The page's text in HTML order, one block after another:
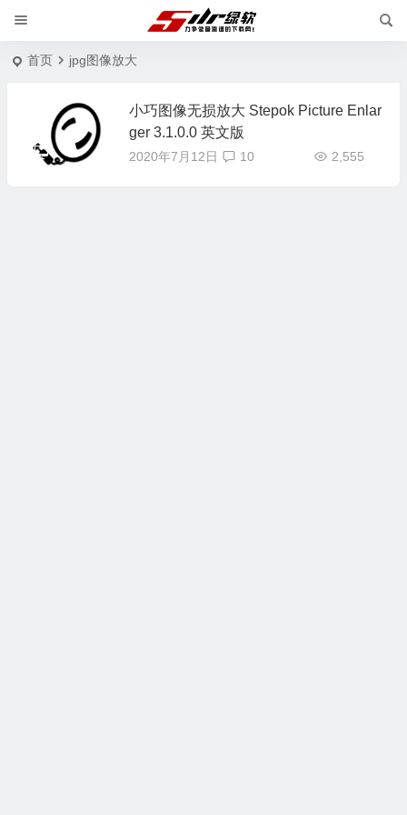
首页 jpg图像放大
小巧图像无损放大 Stepok Picture Enlar
ger 3.1.0.0 英文版
2020年7月12日 2,555
10